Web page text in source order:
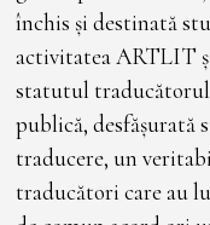
închis și destinată
activitatea ARTLIT
statutul
publică, desfășurată
traducere, un
traducători care au